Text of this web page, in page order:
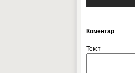
Коментар
Текст